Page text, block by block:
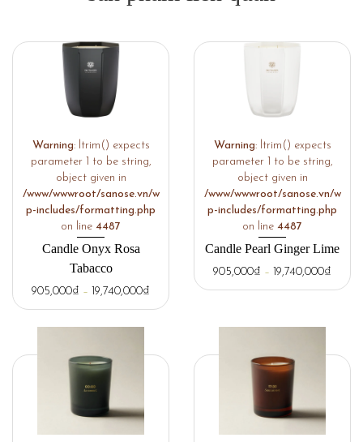
Warning: ltrim() expects
parameter 1 to be string,
object given in
/www/wwwroot/sanose.vn/w
p-includes/formatting.php
on line 4487
Candle Onyx Rosa
Tabacco
905,000₫ – 19,740,000₫
Warning: ltrim() expects
parameter 1 to be string,
object given in
/www/wwwroot/sanose.vn/w
p-includes/formatting.php
on line 4487
Candle Pearl Ginger Lime
905,000₫ – 19,740,000₫